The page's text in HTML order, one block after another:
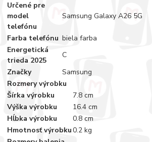
Určené pre
model
telefónu
Samsung Galaxy A26 5G
Farba telefónu biela farba
Energetická
trieda 2025
C
Značky
Samsung
Rozmery výrobku
Šírka výrobku
7.8 cm
Výška výrobku
16.4 cm
Hĺbka výrobku
0.8 cm
Hmotnosť výrobku0.2 kg